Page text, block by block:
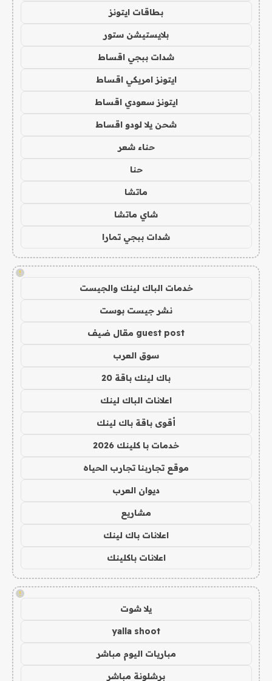
بطاقات ايتونز
بلايستيشن ستور
شدات ببجي اقساط
ايتونز امريكي اقساط
ايتونز سعودي اقساط
شحن يلا لودو اقساط
حناء شعر
حنا
ماتشا
شاي ماتشا
شدات ببجي تمارا
!
خدمات الباك لينك والجيست
نشر جيست بوست
guest post مقال ضيف
سوق العرب
باك لينك باقة 20
اعلانات الباك لينك
أقوى باقة باك لينك
خدمات با كلينك 2026
موقع تجاربنا تجارب الحياه
ديوان العرب
مشاريع
اعلانات باك لينك
اعلانات باكلينك
!
يلا شوت
yalla shoot
مباريات اليوم مباشر
برشلونة مباشر